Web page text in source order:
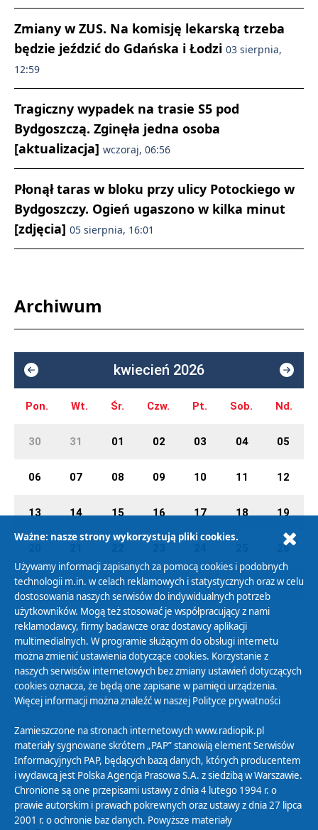
Zmiany w ZUS. Na komisję lekarską trzeba
będzie jeździć do Gdańska i Łodzi 03 sierpnia,
12:59
Tragiczny wypadek na trasie S5 pod
Bydgoszczą. Zginęła jedna osoba
[aktualizacja] wczoraj, 06:56
Płonął taras w bloku przy ulicy Potockiego w
Bydgoszczy. Ogień ugaszono w kilka minut
[zdjęcia] 05 sierpnia, 16:01
Archiwum
kwiecień 2026
Pon. Wt. Śr. Czw. Pt. Sob. Nd.
30 31 01 02 03 04 05
06 07 08 09 10 11 12
13 14 15 16 17 18 19
26
27 28 29 30 01 02 03
Polityka Prywatności
Zasady korzystania z Serwisu
Organizacje Pożytku Publicznego
Cyfryzacja DAB+
Polityka ochrony danych osobowych
Abonament
Zamówienia publiczne
Ważne: nasze strony wykorzystują pliki cookies.
Używamy informacji zapisanych za pomocą cookies i podobnych
technologii m.in. w celach reklamowych i statystycznych oraz w celu
dostosowania naszych serwisów do indywidualnych potrzeb
użytkowników. Mogą też stosować je współpracujący z nami
reklamodawcy, firmy badawcze oraz dostawcy aplikacji
multimedialnych. W programie służącym do obsługi internetu
można zmienić ustawienia dotyczące cookies. Korzystanie z
naszych serwisów internetowych bez zmiany ustawień dotyczących
cookies oznacza, że będą one zapisane w pamięci urządzenia.
Więcej informacji można znaleźć w naszej Polityce prywatności
Zamieszczone na stronach internetowych www.radiopik.pl
materiały sygnowane skrótem „PAP” stanowią element Serwisów
Informacyjnych PAP, będących bazą danych, których producentem
i wydawcą jest Polska Agencja Prasowa S.A. z siedzibą w Warszawie.
Chronione są one przepisami ustawy z dnia 4 lutego 1994 r. o
prawie autorskim i prawach pokrewnych oraz ustawy z dnia 27 lipca
2001 r. o ochronie baz danych. Powyższe materiały